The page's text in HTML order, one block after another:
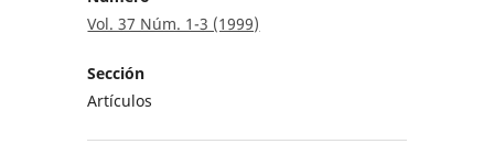
Vol. 37 Núm. 1-3 (1999)
Sección
Artículos